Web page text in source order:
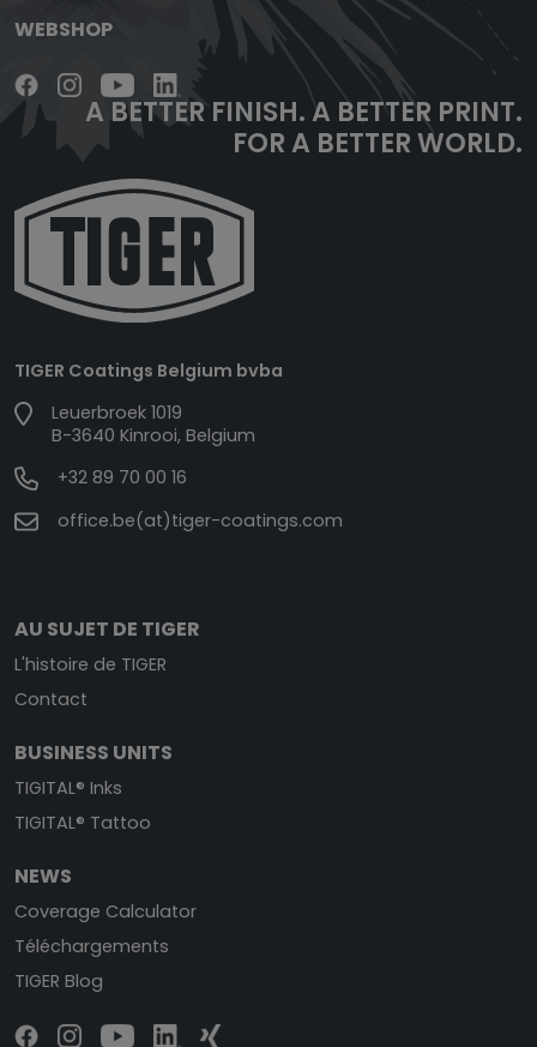
WEBSHOP
A BETTER FINISH.A BETTER PRINT.
FOR A BETTER WORLD.
TIGER Coatings Belgium bvba
Leuerbroek 1019
B-3640 Kinrooi, Belgium
+32 89 70 00 16
office.be(at)tiger-coatings.com
AU SUJET DE TIGER
L'histoire de TIGER
Contact
BUSINESS UNITS
TIGITAL® Inks
TIGITAL® Tattoo
NEWS
Coverage Calculator
Téléchargements
TIGER Blog